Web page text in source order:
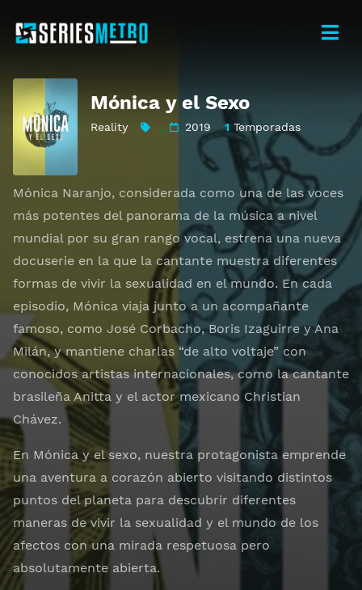
Mónica y el Sexo
Reality 2019 1Temporadas
Mónica Naranjo, considerada como una de las voces
más potentes del panorama de la música a nivel
mundial por su gran rango vocal, estrena una nueva
docuserie en la que la cantante muestra diferentes
formas de vivir la sexualidad en el mundo. En cada
episodio, Mónica viaja junto a un acompañante
famoso, como José Corbacho, Boris Izaguirre y Ana
Milán, y mantiene charlas “de alto voltaje” con
conocidos artistas internacionales, como la cantante
brasileña Anitta y el actor mexicano Christian
Chávez.
En Mónica y el sexo, nuestra protagonista emprende
una aventura a corazón abierto visitando distintos
puntos del planeta para descubrir diferentes
maneras de vivir la sexualidad y el mundo de los
afectos con una mirada respetuosa pero
absolutamente abierta.